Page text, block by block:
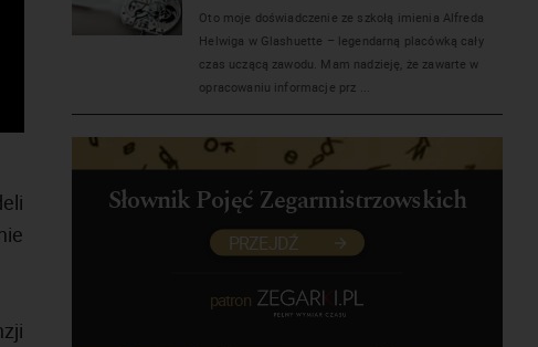
Oto moje doświadczenie ze szkołą imienia Alfreda
Helwiga w Glashuette – legendarną placówką cały
czas uczącą zawodu. Mam nadzieję, że zawarte w
opracowaniu informacje prz ...
Słownik Pojęć Zegarmistrzowskich
PRZEJDŹ
patron